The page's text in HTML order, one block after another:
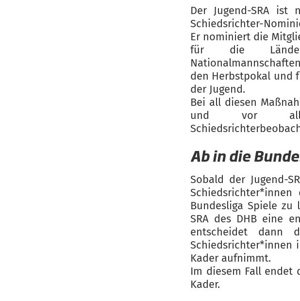
Der Jugend-SRA
Schiedsrichter-
Er nominiert die
für die
den Herbstpokal und
der Jugend.
Bei all diesen
und vor
Ab in die
Sobald der Jugend-
Bundesliga Spiele
SRA des DHB eine
entscheidet dann
Schiedsrichter*innen
Kader aufnimmt.
Im diesem Fall endet
Kader.